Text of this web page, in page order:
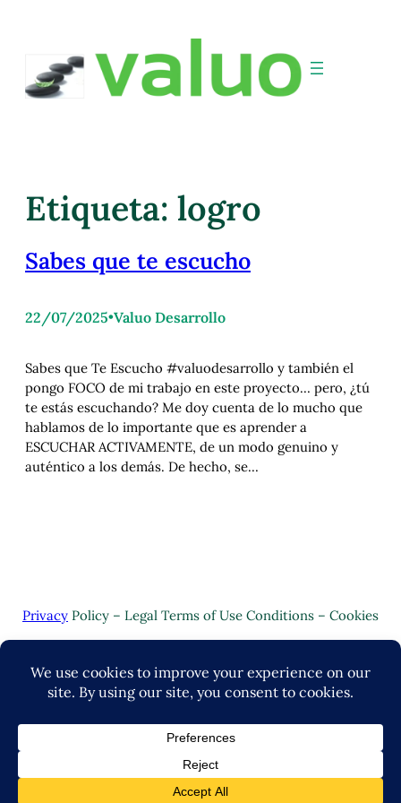
Etiqueta: logro
Sabes que te escucho
22/07/2025•Valuo Desarrollo
Sabes que Te Escucho #valuodesarrollo y también el
pongo FOCO de mi trabajo en este proyecto… pero, ¿tú
te estás escuchando? Me doy cuenta de lo mucho que
hablamos de lo importante que es aprender a
ESCUCHAR ACTIVAMENTE, de un modo genuino y
auténtico a los demás. De hecho, se…
Privacy Policy – Legal Terms of Use Conditions – Cookies
Copyright © 2024 | Valuo Desarrollo by